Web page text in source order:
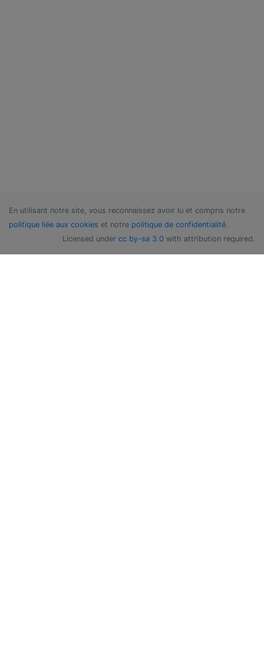
En utilisant notre site, vous reconnaissez avoir lu et compris notre
politique liée aux cookies et notre politique de confidentialité.
Licensed under cc by-sa 3.0 with attribution required.